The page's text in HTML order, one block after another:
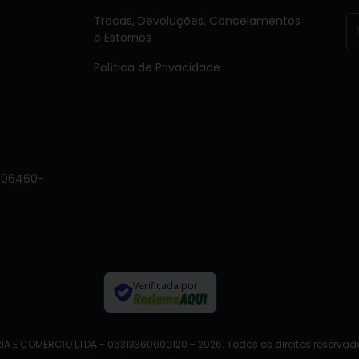
06460-
Trocas, Devoluções, Cancelamentos
e Estornos
Política de Privacidade
Verificada por
E COMERCIO LTDA - 06313360000120 - 2026. Todos os direitos